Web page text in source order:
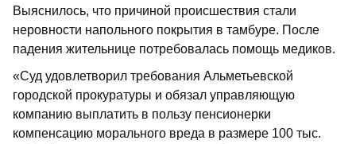
Выяснилось, что причиной происшествия стали
неровности напольного покрытия в тамбуре. После
падения жительнице потребовалась помощь медиков.
«Суд удовлетворил требования Альметьевской
городской прокуратуры и обязал управляющую
компанию выплатить в пользу пенсионерки
компенсацию морального вреда в размере 100 тыс.